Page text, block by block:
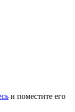
и поместите его